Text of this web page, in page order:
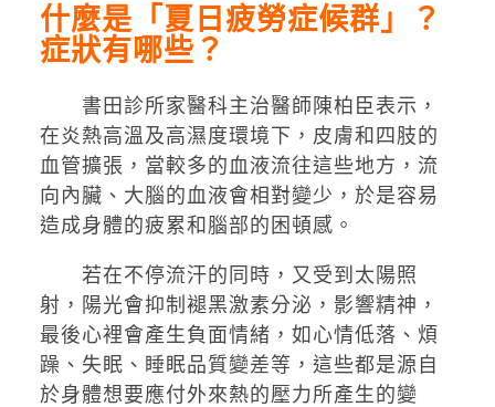
什麼是「夏日疲勞症候群」？
症狀有哪些？
書田診所家醫科主治醫師陳柏臣表示，
在炎熱高溫及高濕度環境下，皮膚和四肢的
血管擴張，當較多的血液流往這些地方，流
向內臟、大腦的血液會相對變少，於是容易
造成身體的疲累和腦部的困頓感。
若在不停流汗的同時，又受到太陽照
射，陽光會抑制褪黑激素分泌，影響精神，
最後心裡會產生負面情緒，如心情低落、煩
躁、失眠、睡眠品質變差等，這些都是源自
於身體想要應付外來熱的壓力所產生的變